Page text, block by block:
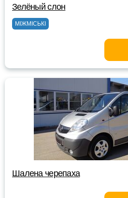
Зелёный слон
МІЖМІСЬКІ
Шалена черепаха